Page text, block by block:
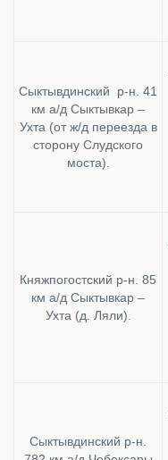
Сыктывдинский р-н. 41
км а/д Сыктывкар –
Ухта (от ж/д переезда в
сторону Слудского
моста).
Княжпогостский р-н. 85
км а/д Сыктывкар –
Ухта (д. Ляли).
Сыктывдинский р-н.